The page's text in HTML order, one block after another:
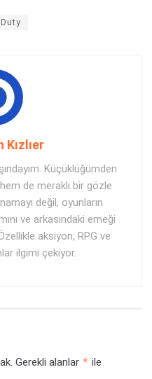
Kızlıer
Küçüklüğümden
de meraklı bir gözle
değil, oyunların
ve arkasındaki emeği
aksiyon, RPG ve
ilgimi çekiyor.
Gerekli alanlar * ile